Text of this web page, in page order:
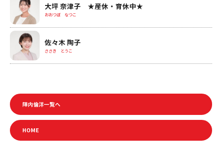
大坪 奈津子 ★産休・育休中★
おおつぼ なつこ
佐々木 陶子
ささき とうこ
陣内倫洋一覧へ
HOME